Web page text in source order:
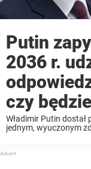
Putin
2036 r.
czy
Władimir Putin
jednym, wyuczonym